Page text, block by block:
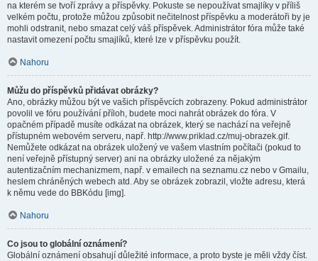
na kterém se tvoří zprávy a příspěvky. Pokuste se nepoužívat smajlíky v příliš
velkém počtu, protože můžou způsobit nečitelnost příspěvku a moderátoři by je
mohli odstranit, nebo smazat celý váš příspěvek. Administrátor fóra může také
nastavit omezení počtu smajlíků, které lze v příspěvku použít.
Nahoru
Můžu do příspěvků přidávat obrázky?
Ano, obrázky můžou být ve vašich příspěvcích zobrazeny. Pokud administrátor
povolil ve fóru používání příloh, budete moci nahrát obrázek do fóra. V
opačném případě musíte odkázat na obrázek, který se nachází na veřejně
přístupném webovém serveru, např. http://www.priklad.cz/muj-obrazek.gif.
Nemůžete odkázat na obrázek uložený ve vašem vlastním počítači (pokud to
není veřejně přístupný server) ani na obrázky uložené za nějakým
autentizačním mechanizmem, např. v emailech na seznamu.cz nebo v Gmailu,
heslem chráněných webech atd. Aby se obrázek zobrazil, vložte adresu, která
k němu vede do BBKódu [img].
Nahoru
Co jsou to globální oznámení?
Globální oznámení obsahují důležité informace, a proto byste je měli vždy číst.